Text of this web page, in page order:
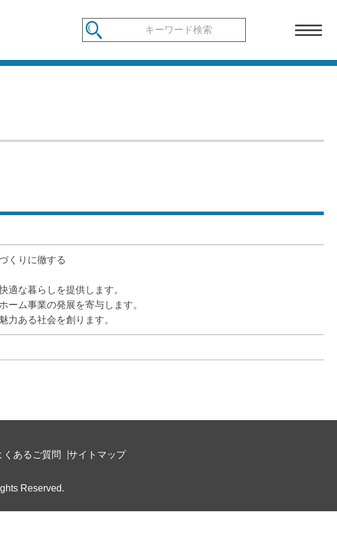
づくりに徹する
適な暮らしを提供します。
ーム事業の発展を寄与します。
ある社会を創ります。
くあるご質問 サイトマップ
Reserved.